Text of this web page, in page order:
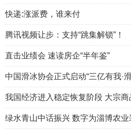
快递:涨派费，谁来付
腾讯视频让步：支持“跳集解锁”！
直击业绩会 速读房企“半年鉴”
中国滑冰协会正式启动“三亿有我·
我国经济进入稳定恢复阶段 大宗
绿水青山中话振兴 数字为淄博农业